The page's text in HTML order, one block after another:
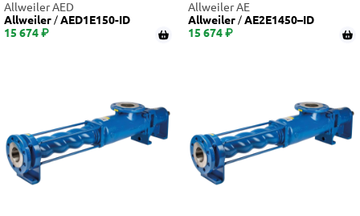
Allweiler AED
Allweiler
AED1E150-ID
15 674 ₽
Allweiler AE
Allweiler
AE2E1450–ID
15 674 ₽